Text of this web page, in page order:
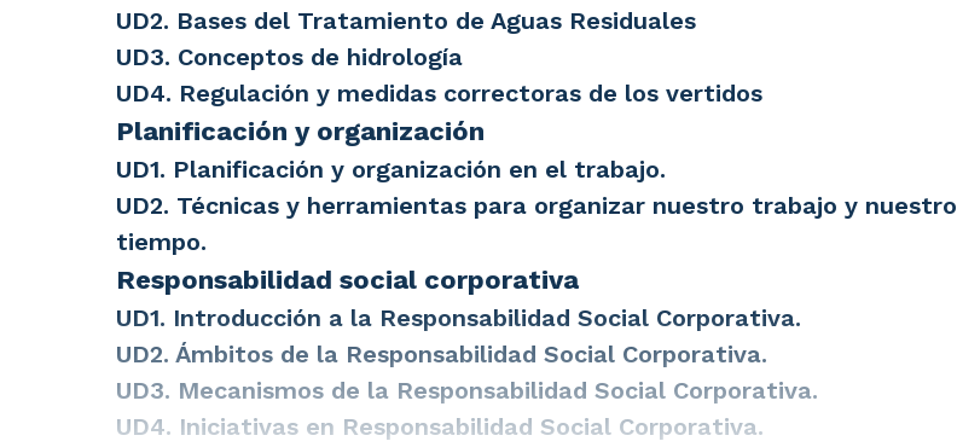
UD2. Bases del Tratamiento de Aguas Residuales
UD3. Conceptos de hidrología
UD4. Regulación y medidas correctoras de los vertidos
Planificación y organización
UD1. Planificación y organización en el trabajo.
UD2. Técnicas y herramientas para organizar nuestro trabajo y nuestro
tiempo.
Responsabilidad social corporativa
UD1. Introducción a la Responsabilidad Social Corporativa.
UD2. Ámbitos de la Responsabilidad Social Corporativa.
UD3. Mecanismos de la Responsabilidad Social Corporativa.
UD4. Iniciativas en Responsabilidad Social Corporativa.